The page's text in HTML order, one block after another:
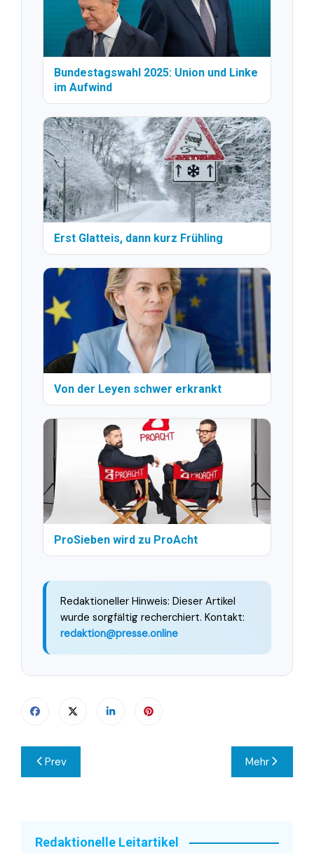
Bundestagswahl 2025: Union und Linke
im Aufwind
Erst Glatteis, dann kurz Frühling
Von der Leyen schwer erkrankt
ProSieben wird zu ProAcht
Redaktioneller Hinweis: Dieser Artikel
wurde sorgfältig recherchiert. Kontakt:
redaktion@presse.online
Beitragsnavigation
Prev Mehr
Redaktionelle Leitartikel